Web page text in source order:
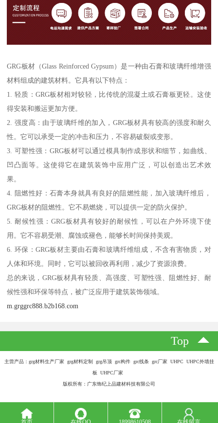
GRG板材（Glass Reinforced Gypsum）是一种由石膏和玻璃纤维增强
材料组成的建筑材料。它具有以下特点：
1. 轻质：GRG板材相对较轻，比传统的混凝土或石膏板更轻。这使
得安装和搬运更加方便。
2. 强度高：由于玻璃纤维的加入，GRG板材具有较高的强度和耐久
性。它可以承受一定的冲击和压力，不容易破裂或变形。
3. 可塑性强：GRG板材可以通过模具制作成形状和细节，如曲线、
凹凸面等。这使得它在建筑装饰中应用广泛，可以创造出艺术效
果。
4. 阻燃性好：石膏本身就具有良好的阻燃性能，加入玻璃纤维后，
GRG板材的阻燃性。它不易燃烧，可以提供一定的防火保护。
5. 耐候性强：GRG板材具有较好的耐候性，可以在户外环境下使
用。它不容易受潮、腐蚀或褪色，能够长时间保持美观。
6. 环保：GRG板材主要由石膏和玻璃纤维组成，不含有害物质，对
人体和环境。同时，它可以被回收再利用，减少了资源浪费。
总的来说，GRG板材具有轻质、高强度、可塑性强、阻燃性好、耐
候性强和环保等特点，被广泛应用于建筑装饰领域。
m.grggrc888.b2b168.com
Top
主营产品：grg材料生产厂家 grg材料定制 grg吊顶 grc构件 grc线条 grc厂家 UHPC UHPC外墙挂
板 UHPC厂家
版权所有：广东饰纪上品建材科技有限公司